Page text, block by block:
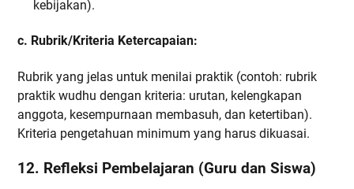
kebijakan).
c. Rubrik/Kriteria Ketercapaian:
Rubrik yang jelas untuk menilai praktik (contoh: rubrik
praktik wudhu dengan kriteria: urutan, kelengkapan
anggota, kesempurnaan membasuh, dan ketertiban).
Kriteria pengetahuan minimum yang harus dikuasai.
12. Refleksi Pembelajaran (Guru dan Siswa)